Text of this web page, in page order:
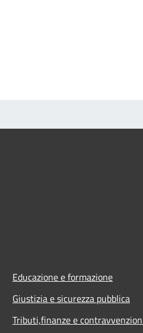
Educazione e formazione
Giustizia e sicurezza pubblica
Tributi,finanze e